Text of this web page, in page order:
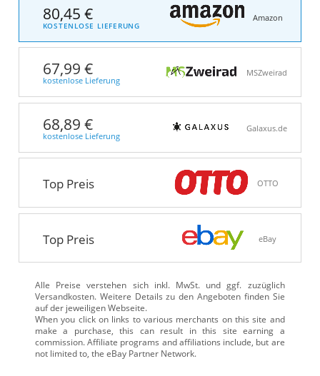
80,45 €
KOSTENLOSE LIEFERUNG
Amazon
67,99 €
kostenlose Lieferung
MSZweirad
68,89 €
kostenlose Lieferung
Galaxus.de
Top Preis OTTO
Top Preis eBay
Alle Preise verstehen sich inkl. MwSt. und ggf. zuzüglich
Versandkosten. Weitere Details zu den Angeboten finden Sie
auf der jeweiligen Webseite.